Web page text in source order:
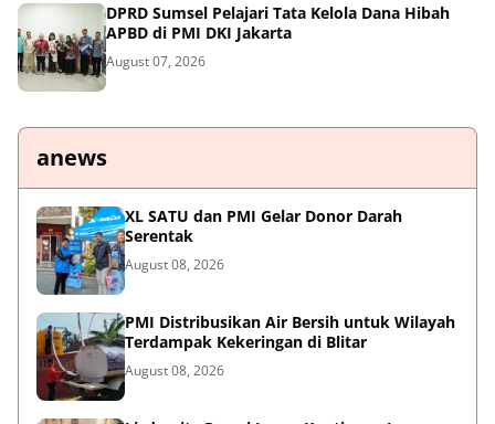
DPRD Sumsel Pelajari Tata Kelola Dana Hibah
APBD di PMI DKI Jakarta
August 07, 2026
anews
XL SATU dan PMI Gelar Donor Darah
Serentak
August 08, 2026
PMI Distribusikan Air Bersih untuk Wilayah
Terdampak Kekeringan di Blitar
August 08, 2026